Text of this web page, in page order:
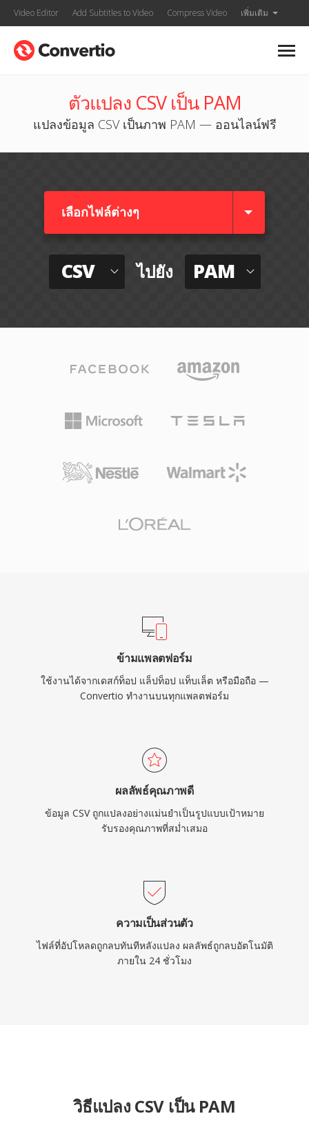
Video Editor Add Subtitles to Video Compress Video เพิ่มเติม
ตัวแปลง CSV เป็น PAM
แปลงข้อมูล CSV เป็นภาพ PAM — ออนไลน์ฟรี
เลือกไฟล์ต่างๆ​
CSV ไปยัง PAM
ข้ามแพลตฟอร์ม
ใช้งานได้จากเดสก์ท็อป แล็ปท็อป แท็บเล็ต หรือมือถือ —
Convertio ทำงานบนทุกแพลตฟอร์ม
ผลลัพธ์คุณภาพดี
ข้อมูล CSV ถูกแปลงอย่างแม่นยำเป็นรูปแบบเป้าหมาย
รับรองคุณภาพที่สม่ำเสมอ
ความเป็นส่วนตัว
ไฟล์ที่อัปโหลดถูกลบทันทีหลังแปลง ผลลัพธ์ถูกลบอัตโนมัติ
ภายใน 24 ชั่วโมง
วิธีแปลง CSV เป็น PAM